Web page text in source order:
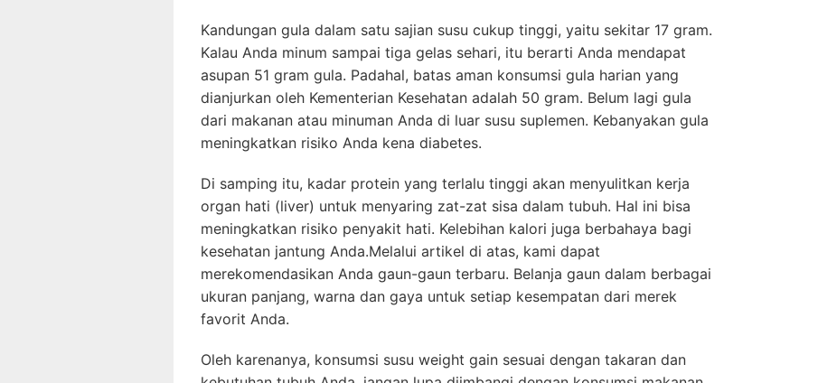
Kandungan gula dalam satu sajian susu cukup tinggi, yaitu sekitar 17 gram.
Kalau Anda minum sampai tiga gelas sehari, itu berarti Anda mendapat
asupan 51 gram gula. Padahal, batas aman konsumsi gula harian yang
dianjurkan oleh Kementerian Kesehatan adalah 50 gram. Belum lagi gula
dari makanan atau minuman Anda di luar susu suplemen. Kebanyakan gula
meningkatkan risiko Anda kena diabetes.
Di samping itu, kadar protein yang terlalu tinggi akan menyulitkan kerja
organ hati (liver) untuk menyaring zat-zat sisa dalam tubuh. Hal ini bisa
meningkatkan risiko penyakit hati. Kelebihan kalori juga berbahaya bagi
kesehatan jantung Anda.Melalui artikel di atas, kami dapat
merekomendasikan Anda gaun-gaun terbaru. Belanja gaun dalam berbagai
ukuran panjang, warna dan gaya untuk setiap kesempatan dari merek
favorit Anda.
Oleh karenanya, konsumsi susu weight gain sesuai dengan takaran dan